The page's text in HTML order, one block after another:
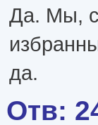
Да. Мы,
да.
Отв: